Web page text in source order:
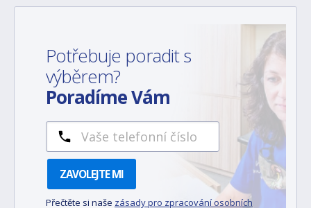
Potřebuje poradit s
výběrem?
Poradíme Vám
ZAVOLEJTE MI
Přečtěte si naše zásady pro zpracování osobních